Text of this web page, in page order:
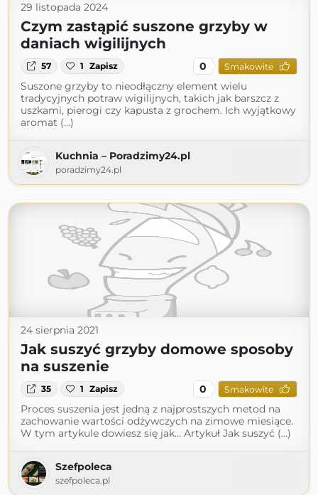
29 listopada 2024
Czym zastąpić suszone grzyby w
daniach wigilijnych
57 1 Zapisz 0 Smakowite
Suszone grzyby to nieodłączny element wielu
tradycyjnych potraw wigilijnych, takich jak barszcz z
uszkami, pierogi czy kapusta z grochem. Ich wyjątkowy
aromat (...)
Kuchnia – Poradzimy24.pl
poradzimy24.pl
24 sierpnia 2021
Jak suszyć grzyby domowe sposoby
na suszenie
35 1 Zapisz 0 Smakowite
Proces suszenia jest jedną z najprostszych metod na
zachowanie wartości odżywczych na zimowe miesiące.
W tym artykule dowiesz się jak... Artykuł Jak suszyć (...)
Szefpoleca
szefpoleca.pl